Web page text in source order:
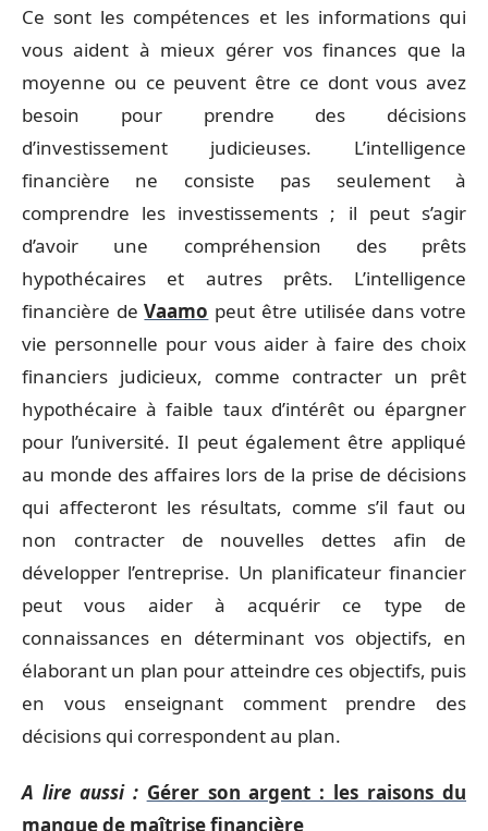
Ce sont les compétences et les informations qui
vous aident à mieux gérer vos finances que la
moyenne ou ce peuvent être ce dont vous avez
besoin pour prendre des décisions
d’investissement judicieuses. L’intelligence
financière ne consiste pas seulement à
comprendre les investissements ; il peut s’agir
d’avoir une compréhension des prêts
hypothécaires et autres prêts. L’intelligence
financière deVaamo peut être utilisée dans votre
vie personnelle pour vous aider à faire des choix
financiers judicieux, comme contracter un prêt
hypothécaire à faible taux d’intérêt ou épargner
pour l’université. Il peut également être appliqué
au monde des affaires lors de la prise de décisions
qui affecteront les résultats, comme s’il faut ou
non contracter de nouvelles dettes afin de
développer l’entreprise. Un planificateur financier
peut vous aider à acquérir ce type de
connaissances en déterminant vos objectifs, en
élaborant un plan pour atteindre ces objectifs, puis
en vous enseignant comment prendre des
décisions qui correspondent au plan.
A lire aussi : Gérer son argent : les raisons du
manque de maîtrise financière